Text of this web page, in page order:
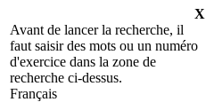
X
Avant de lancer la recherche, il
faut saisir des mots ou un numéro
d'exercice dans la zone de
recherche ci-dessus.
Français